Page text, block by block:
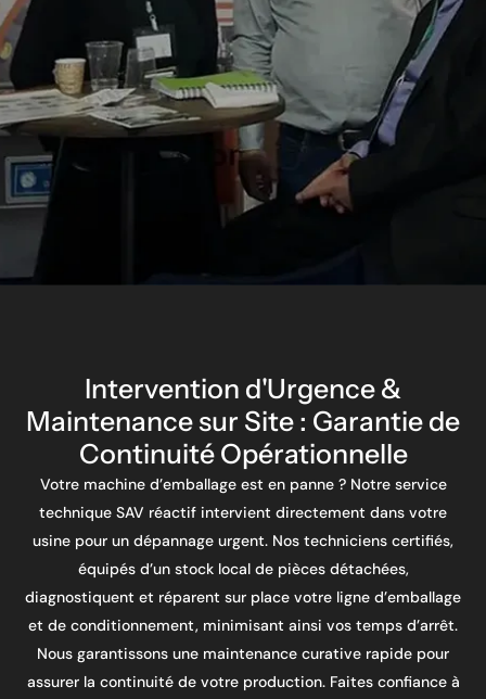
Intervention d'Urgence &
Maintenance sur Site : Garantie de
Continuité Opérationnelle
Votre machine d’emballage est en panne ? Notre service
technique SAV réactif intervient directement dans votre
usine pour un dépannage urgent. Nos techniciens certifiés,
équipés d’un stock local de pièces détachées,
diagnostiquent et réparent sur place votre ligne d’emballage
et de conditionnement, minimisant ainsi vos temps d’arrêt.
Nous garantissons une maintenance curative rapide pour
assurer la continuité de votre production. Faites confiance à